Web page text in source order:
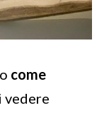
come
vedere